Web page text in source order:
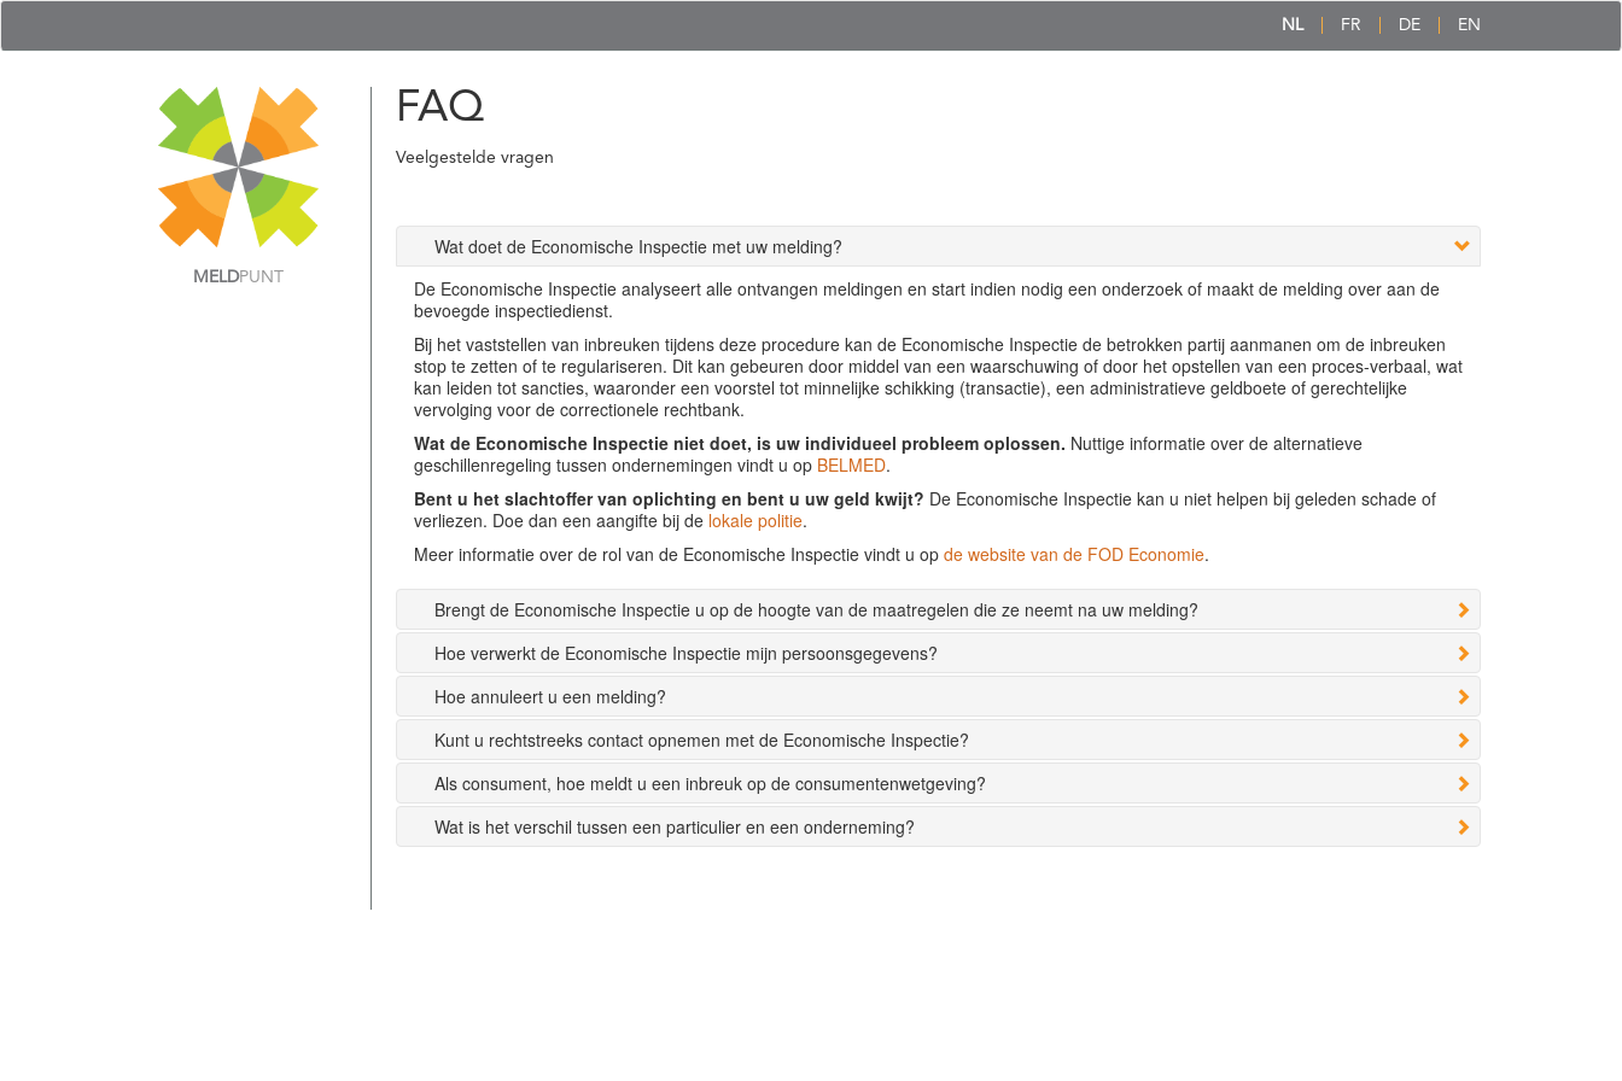
NL FR DE EN
MELDPUNT
FAQ
Veelgestelde vragen
Wat doet de Economische Inspectie met uw melding?
De Economische Inspectie analyseert alle ontvangen meldingen en start indien nodig een onderzoek of maakt de melding over aan de
bevoegde inspectiedienst.
Bij het vaststellen van inbreuken tijdens deze procedure kan de Economische Inspectie de betrokken partij aanmanen om de inbreuken
stop te zetten of te regulariseren. Dit kan gebeuren door middel van een waarschuwing of door het opstellen van een proces-verbaal, wat
kan leiden tot sancties, waaronder een voorstel tot minnelijke schikking (transactie), een administratieve geldboete of gerechtelijke
vervolging voor de correctionele rechtbank.
Wat de Economische Inspectie niet doet, is uw individueel probleem oplossen. Nuttige informatie over de alternatieve
geschillenregeling tussen ondernemingen vindt u op BELMED.
Bent u het slachtoffer van oplichting en bent u uw geld kwijt? De Economische Inspectie kan u niet helpen bij geleden schade of
verliezen. Doe dan een aangifte bij de lokale politie.
Meer informatie over de rol van de Economische Inspectie vindt u op de website van de FOD Economie.
Brengt de Economische Inspectie u op de hoogte van de maatregelen die ze neemt na uw melding?
Hoe verwerkt de Economische Inspectie mijn persoonsgegevens?
Hoe annuleert u een melding?
Kunt u rechtstreeks contact opnemen met de Economische Inspectie?
Als consument, hoe meldt u een inbreuk op de consumentenwetgeving?
Wat is het verschil tussen een particulier en een onderneming?